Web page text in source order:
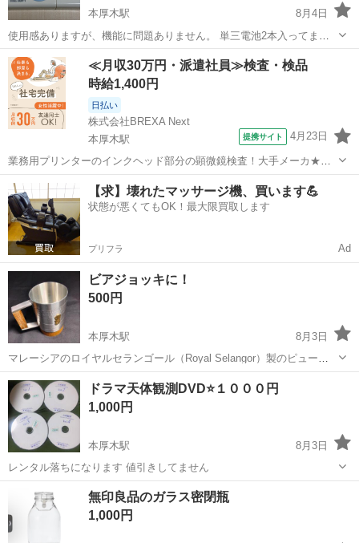
本厚木駅
8月4日
使用感ありますが、機能に問題ありません。 単三電池2本入ってま
す。動作確認済み サイズ 11 x 7 x 2cm 厚さ 引き取りに来て頂ける
方歓迎ですが、近隣の市町村でしたらお届けも可能ですので、先ず
は、お問い合わせ下...
神奈川 厚木市 本厚木駅 家庭用品 ありません
≪月収30万円・派遣社員≫検査・検品
時給1,400円
日払い
株式会社BREXA Next
本厚木駅
提携サイト 4月23日
業務用プリンターのインクヘッド部分の顕微鏡検査！大手メーカ★事
前の工場見学OK！自社正社員登用制度あり！20代～40代の幅広い年齢
の男女活躍中♪カップルや友達同士での応募もOK♪格安の社員食堂利用
OK！《神奈川県厚木市》 ...
神奈川 厚木市 本厚木駅 その他
【求】壊れたマッサージ機、買います💪
状態が悪くてもOK！最大限買取します
プリフラ Ad
ビアジョッキに！
500円
本厚木駅
8月3日
マレーシアのロイヤルセランゴール（Royal Selangor）製のピュータ
ー（錫）タンブラーです。錫97% 本体にはハンマー打ち（槌目）加工
が施されており、持ち手と底にはチーク材の木がアクセントとして使
用されています。 錫...
神奈川 厚木市 本厚木駅 食器
ドラマ天体観測DVD⭐️１０００円
1,000円
本厚木駅
8月3日
レンタル落ちになります 値引きしてません
神奈川 厚木市 本厚木駅 食器 天体観測
無印良品のガラス密閉瓶
1,000円